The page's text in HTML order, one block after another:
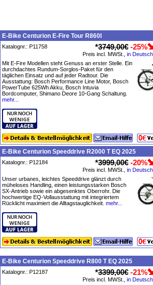
E-Bike Centurion E-Fire Tour R860I
Katalognr.: P11758 *3749,00€ -25%
Preis incl. MWSt., in
Mit E-Fire Modellen steht Genuss an erster Stelle. Ein
durchdachtes Rundum-Sorglos-Paket für den
täglichen Einsatz und auf jeder Radtour. Die
Ausstattung: Bosch Performance Line Motor, Bosch
PowerTube 625Wh Akku, Bosch Intuvia
Bordcomputer, Shimano Deore 10-Gang Schaltung.
mehr...
E-Bike Centurion Speeddrive R2000 T EQ 2025
Katalognr.: P12184 *3999,00€ -20%
Preis incl. MWSt., in
Unser urbanes, leichtes Speeddrive glänzt durch
müheloses Handling, einen leistungsstarken Bosch
SX-Antrieb sowie ein abgesenktes Oberrohr. Die
hochwertige EQ-Vollausstattung mit integriertem
Rücklicht maximiert die Alltagstauglichkeit. mehr...
E-Bike Centurion Speeddrive R800 T EQ 2025
Katalognr.: P12187 *3399,00€ -21%
Preis incl. MWSt., in